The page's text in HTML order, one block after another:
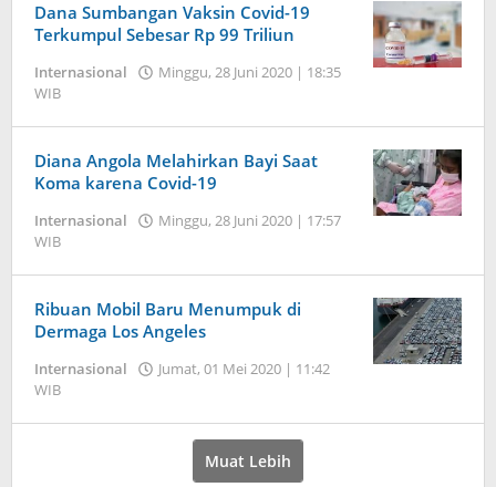
Dana Sumbangan Vaksin Covid-19
Terkumpul Sebesar Rp 99 Triliun
Internasional
Minggu, 28 Juni 2020 | 18:35
WIB
Diana Angola Melahirkan Bayi Saat
Koma karena Covid-19
Internasional
Minggu, 28 Juni 2020 | 17:57
WIB
Ribuan Mobil Baru Menumpuk di
Dermaga Los Angeles
Internasional
Jumat, 01 Mei 2020 | 11:42
WIB
Muat Lebih